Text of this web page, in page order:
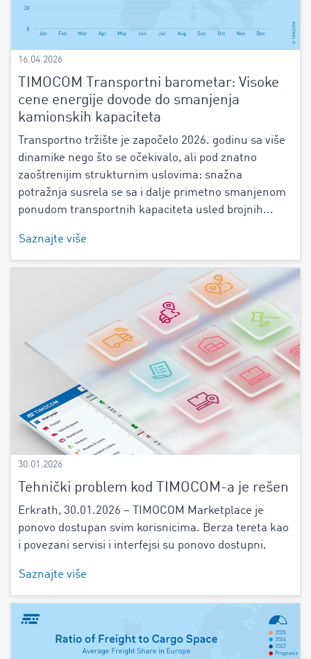
16.04.2026
TIMOCOM Transportni barometar: Visoke
cene energije dovode do smanjenja
kamionskih kapaciteta
Transportno tržište je započelo 2026. godinu sa više
dinamike nego što se očekivalo, ali pod znatno
zaoštrenijim strukturnim uslovima: snažna
potražnja susrela se sa i dalje primetno smanjenom
ponudom transportnih kapaciteta usled brojnih...
Saznajte više
30.01.2026
Tehnički problem kod TIMOCOM-a je rešen
Erkrath, 30.01.2026 – TIMOCOM Marketplace je
ponovo dostupan svim korisnicima. Berza tereta kao
i povezani servisi i interfejsi su ponovo dostupni.
Saznajte više